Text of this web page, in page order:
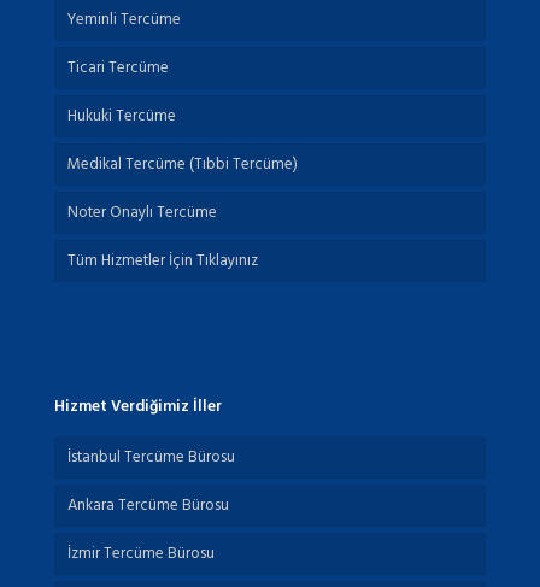
Yeminli Tercüme
Ticari Tercüme
Hukuki Tercüme
Medikal Tercüme (Tıbbi Tercüme)
Noter Onaylı Tercüme
Tüm Hizmetler İçin Tıklayınız
Hizmet Verdiğimiz İller
İstanbul Tercüme Bürosu
Ankara Tercüme Bürosu
İzmir Tercüme Bürosu